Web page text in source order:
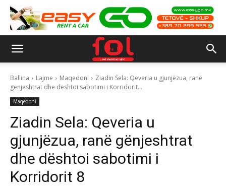
Ballina Lajme Maqedoni
Ziadin Sela: Qeveria u gjunjëzua, ranë
gënjeshtrat dhe dështoi sabotimi i Korridorit...
Maqedoni
Ziadin Sela: Qeveria u
gjunjëzua, ranë gënjeshtrat
dhe dështoi sabotimi i
Korridorit 8